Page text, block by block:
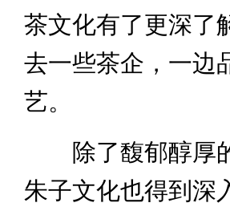
茶文化有了更深了
去一些茶企，一边
艺。
除了馥郁醇厚的
朱子文化也得到深